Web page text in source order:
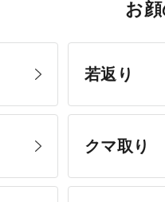
お
若返り
クマ取り